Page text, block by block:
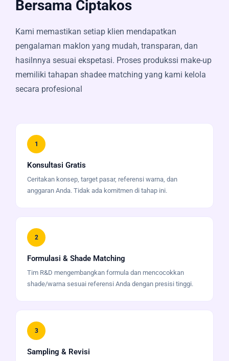
Bersama Ciptakos
Kami memastikan setiap klien mendapatkan
pengalaman maklon yang mudah, transparan, dan
hasilnnya sesuai ekspetasi. Proses produkssi make-up
memiliki tahapan shadee matching yang kami kelola
secara profesional
1
Konsultasi Gratis
Ceritakan konsep, target pasar, referensi warna, dan
anggaran Anda. Tidak ada komitmen di tahap ini.
2
Formulasi & Shade Matching
Tim R&D mengembangkan formula dan mencocokkan
shade/warna sesuai referensi Anda dengan presisi tinggi.
3
Sampling & Revisi